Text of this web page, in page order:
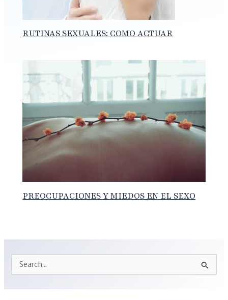
RUTINAS SEXUALES: COMO ACTUAR
PREOCUPACIONES Y MIEDOS EN EL SEXO